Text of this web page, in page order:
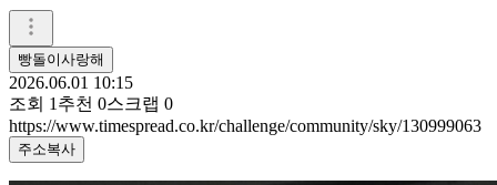
빵돌이사랑해
2026.06.01 10:15
조회 1 추천 0스크랩 0
https://www.timespread.co.kr/challenge/community/sky/130999063
주소복사